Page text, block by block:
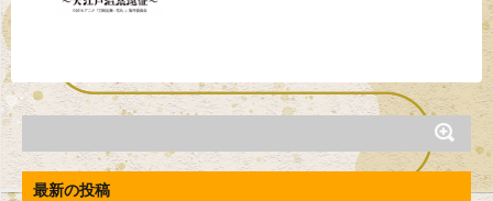
最新の投稿